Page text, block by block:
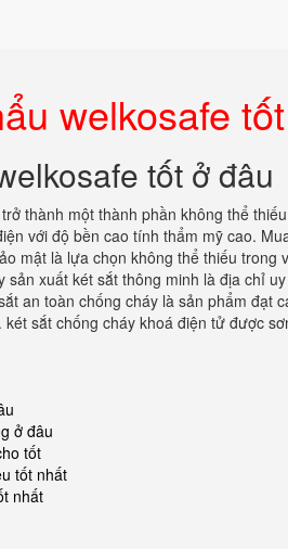
welkosafe
tốt ở đâu
thành một thành phần không thể
với độ bền cao tính thẩm mỹ cao.
mật là lựa chọn không thể thiếu trong
xuất két sắt thông minh là địa chỉ
an toàn chống cháy là sản phẩm đạt
sắt chống cháy khoá điện tử được
ở đâu
tốt
tốt nhất
nhất